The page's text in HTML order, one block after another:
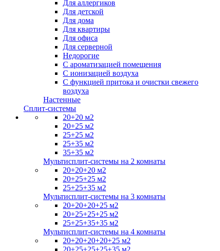
Для аллергиков
Для детской
Для дома
Для квартиры
Для офиса
Для серверной
Недорогие
С ароматизацией помещения
С ионизацией воздуха
С функцией притока и очистки свежего
воздуха
Настенные
Сплит-системы
20+20 м2
20+25 м2
25+25 м2
25+35 м2
35+35 м2
Мультисплит-системы на 2 комнаты
20+20+20 м2
20+25+25 м2
25+25+35 м2
Мультисплит-системы на 3 комнаты
20+20+20+25 м2
20+25+25+25 м2
25+25+35+35 м2
Мультисплит-системы на 4 комнаты
20+20+20+20+25 м2
20+25+25+25+35 м2